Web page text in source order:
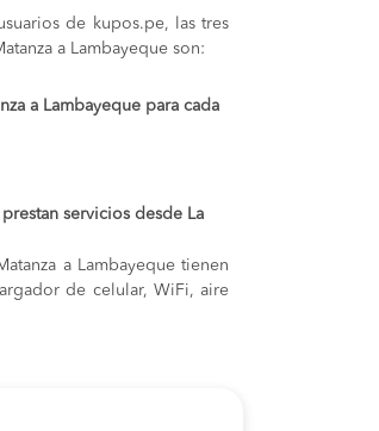
de kupos.pe, las tres
a Lambayeque son:
a Lambayeque para cada
servicios desde La
a Lambayeque tienen
de celular, WiFi, aire